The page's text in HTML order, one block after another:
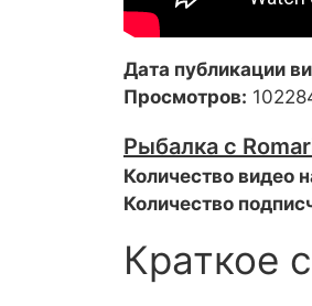
Дата публикации
Просмотров:
Рыбалка с
Количество видео
Количество
Краткое